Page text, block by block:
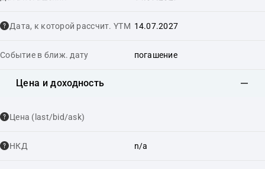
Дата, к которой рассчит. YTM 14.07.2027
Событие в ближ. дату погашение
Цена и доходность
Цена (last/bid/ask)
НКД n/a